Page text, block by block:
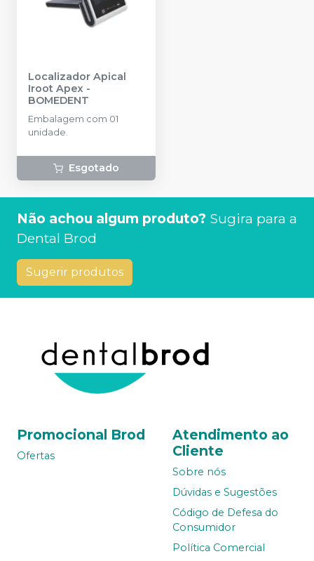
Localizador Apical
Iroot Apex -
BOMEDENT
Embalagem com 01
unidade.
Esgotado
Não achou algum produto? Sugira para a
Dental Brod
Sugerir produtos
Promocional Brod
Ofertas
Atendimento ao
Cliente
Sobre nós
Dúvidas e Sugestões
Código de Defesa do
Consumidor
Política Comercial